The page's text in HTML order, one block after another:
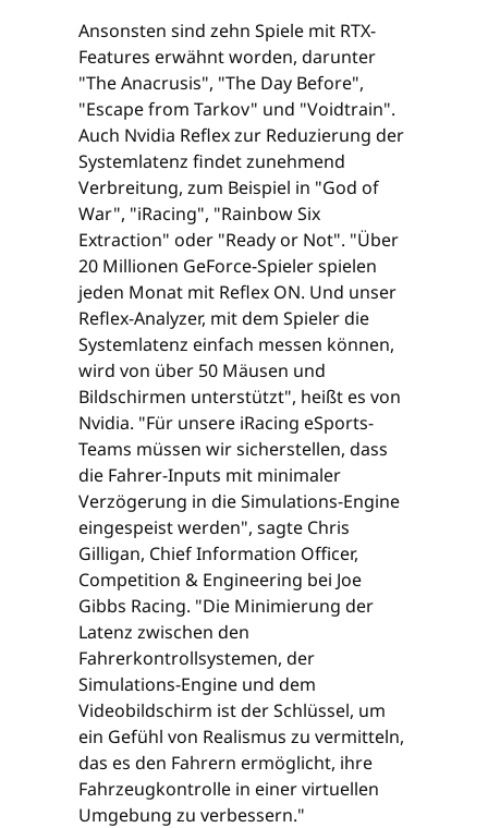
Ansonsten sind zehn Spiele mit RTX-
Features erwähnt worden, darunter
"The Anacrusis", "The Day Before",
"Escape from Tarkov" und "Voidtrain".
Auch Nvidia Reflex zur Reduzierung der
Systemlatenz findet zunehmend
Verbreitung, zum Beispiel in "God of
War", "iRacing", "Rainbow Six
Extraction" oder "Ready or Not". "Über
20 Millionen GeForce-Spieler spielen
jeden Monat mit Reflex ON. Und unser
Reflex-Analyzer, mit dem Spieler die
Systemlatenz einfach messen können,
wird von über 50 Mäusen und
Bildschirmen unterstützt", heißt es von
Nvidia. "Für unsere iRacing eSports-
Teams müssen wir sicherstellen, dass
die Fahrer-Inputs mit minimaler
Verzögerung in die Simulations-Engine
eingespeist werden", sagte Chris
Gilligan, Chief Information Officer,
Competition & Engineering bei Joe
Gibbs Racing. "Die Minimierung der
Latenz zwischen den
Fahrerkontrollsystemen, der
Simulations-Engine und dem
Videobildschirm ist der Schlüssel, um
ein Gefühl von Realismus zu vermitteln,
das es den Fahrern ermöglicht, ihre
Fahrzeugkontrolle in einer virtuellen
Umgebung zu verbessern."